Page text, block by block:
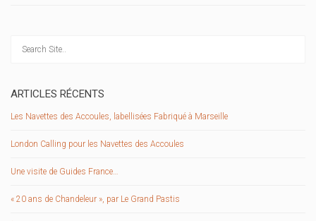
ARTICLES RÉCENTS
Les Navettes des Accoules, labellisées Fabriqué à Marseille
London Calling pour les Navettes des Accoules
Une visite de Guides France…
« 20 ans de Chandeleur », par Le Grand Pastis